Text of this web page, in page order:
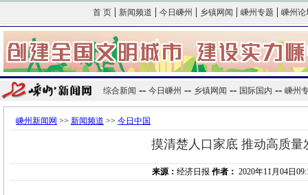
首 页 | 新闻频道 | 今日嵊州 | 乡镇网闻 | 嵊州专题 | 嵊州论
综合新闻 -- 今日嵊州 -- 乡镇网闻 -- 国际国内 -- 嵊州
嵊州新闻网 >> 新闻频道 >> 今日中国
摸清楚人口家底 推动高质量
来源：经济日报作者： 2020年11月04日